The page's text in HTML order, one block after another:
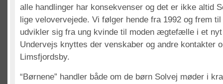
alle handlinger har konsekvenser og det er ikke altid
lige velovervejede. Vi følger hende fra 1992 og frem
udvikler sig fra ung kvinde til moden ægtefælle i et
Undervejs knyttes der venskaber og andre kontakter
Limsfjordsby.
“Børnene” handler både om de børn Solvej møder i